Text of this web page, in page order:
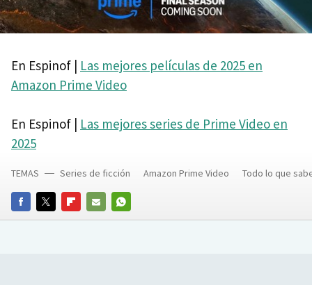
En Espinof | Las mejores películas de 2025 en
Amazon Prime Video
En Espinof | Las mejores series de Prime Video en
2025
FACEBOOKTWITTERFLIPBOARD
E-
WHATSAPP
TEMAS Series de ficción Amazon Prime Video Todo lo que